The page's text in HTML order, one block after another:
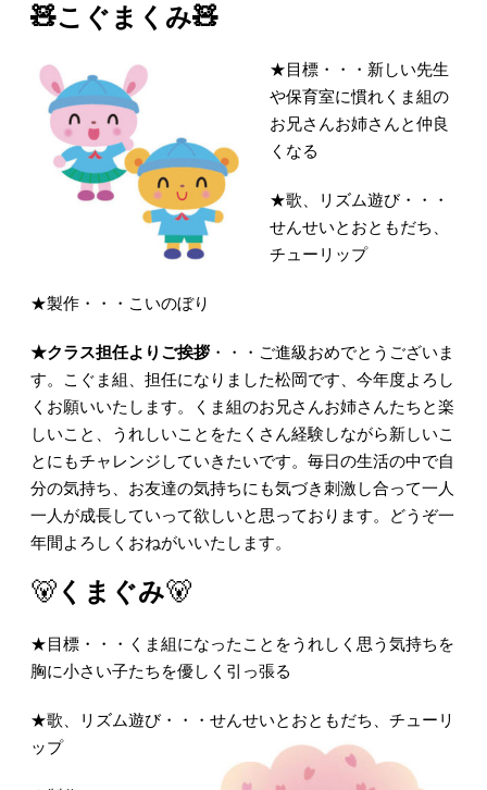
🧸こぐまくみ🧸
★目標・・・新しい先生
や保育室に慣れくま組の
お兄さんお姉さんと仲良
くなる
★歌、リズム遊び・・・
せんせいとおともだち、
チューリップ
★製作・・・こいのぼり
★クラス担任よりご挨拶・・・ご進級おめでとうございま
す。こぐま組、担任になりました松岡です、今年度よろし
くお願いいたします。くま組のお兄さんお姉さんたちと楽
しいこと、うれしいことをたくさん経験しながら新しいこ
とにもチャレンジしていきたいです。毎日の生活の中で自
分の気持ち、お友達の気持ちにも気づき刺激し合って一人
一人が成長していって欲しいと思っております。どうぞ一
年間よろしくおねがいいたします。
🐻くまぐみ🐻
★目標・・・くま組になったことをうれしく思う気持ちを
胸に小さい子たちを優しく引っ張る
★歌、リズム遊び・・・せんせいとおともだち、チューリ
ップ